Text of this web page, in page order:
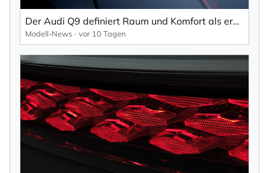
Der Audi Q9 definiert Raum und Komfort als erster seiner Art.
Modell-News vor 10 Tagen
Vorname
Nachname
Ihre E-Mail-Adresse
Ich willige in den Empfang des Newsletters ein,